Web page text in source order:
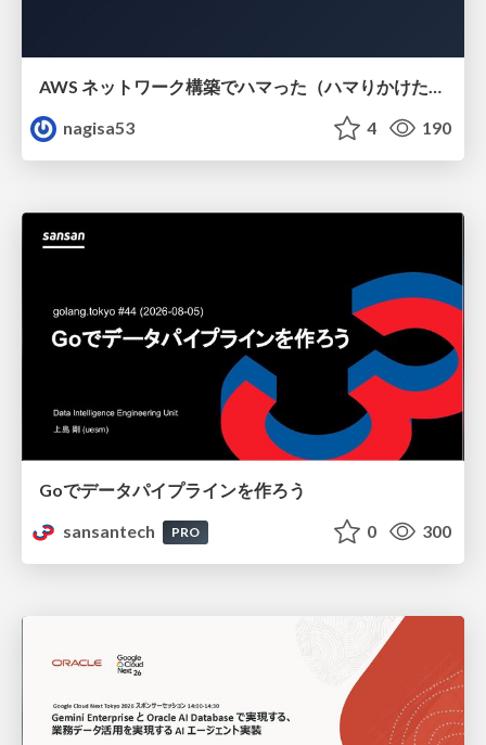
nagisa53
4 190
Goでデータパイプラインを作ろう
sansantech
PRO 0 300